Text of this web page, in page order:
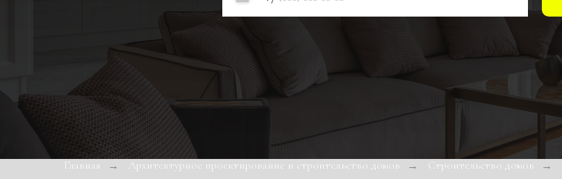
Главная → Архитектурное проектирование и строительство домов → Строительство домов →